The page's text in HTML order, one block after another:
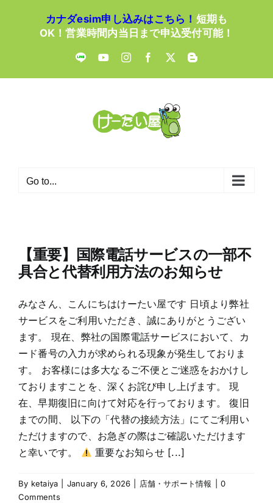
カナダesim申し込みはこちら！ 短期も
OK！営業時間内当日まで申込受付可能！
LINE YouTubeInstagramFacebook
X Blogger
Go to...
【重要】国際電話サービスの一部不
具合と代替利用方法のお知らせ
みなさん、こんにちはけーたい屋です 日頃より弊社
サービスをご利用いただき、誠にありがとうござい
ます。 現在、弊社の国際電話サービスにおいて、カ
ード番号の入力が求められる現象が発生しておりま
す。 お客様には多大なるご不便とご迷惑をおかけし
ておりますことを、深くお詫び申し上げます。 現
在、早期復旧に向けて対応を行っております。 復旧
までの間、 以下の「代替の接続方法」にてご利用い
ただけますので、お急ぎの際はご確認いただけます
と幸いです。
重要なお知らせ [...]
By ketaiya January 6, 2026 店舗・サポート情報
0
Comments